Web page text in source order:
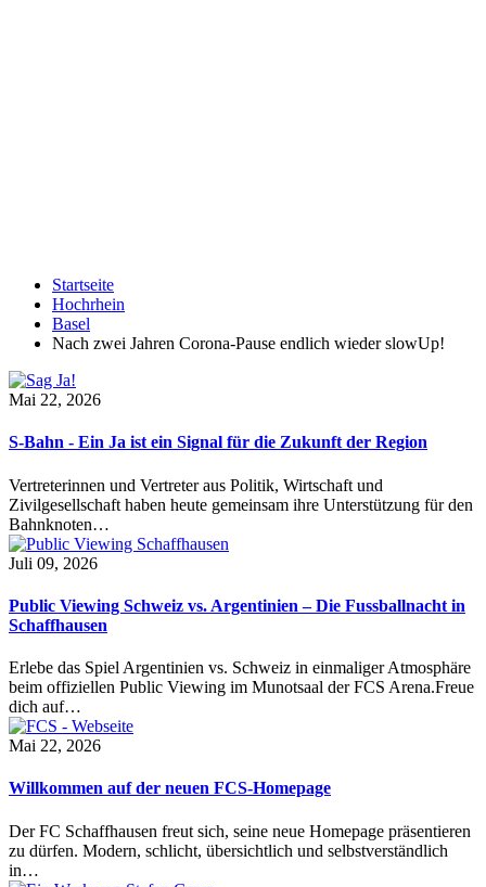
Startseite
Hochrhein
Basel
Nach zwei Jahren Corona-Pause endlich wieder slowUp!
Mai 22, 2026
S-Bahn - Ein Ja ist ein Signal für die Zukunft der Region
Vertreterinnen und Vertreter aus Politik, Wirtschaft und
Zivilgesellschaft haben heute gemeinsam ihre Unterstützung für den
Bahnknoten…
Juli 09, 2026
Public Viewing Schweiz vs. Argentinien – Die Fussballnacht in
Schaffhausen
Erlebe das Spiel Argentinien vs. Schweiz in einmaliger Atmosphäre
beim offiziellen Public Viewing im Munotsaal der FCS Arena.Freue
dich auf…
Mai 22, 2026
Willkommen auf der neuen FCS-Homepage
Der FC Schaffhausen freut sich, seine neue Homepage präsentieren
zu dürfen. Modern, schlicht, übersichtlich und selbstverständlich
in…